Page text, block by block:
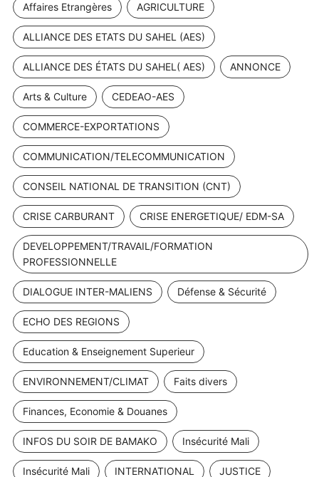
Affaires Etrangères AGRICULTURE
ALLIANCE DES ETATS DU SAHEL (AES)
ALLIANCE DES ÉTATS DU SAHEL( AES) ANNONCE
Arts & Culture CEDEAO-AES
COMMERCE-EXPORTATIONS
COMMUNICATION/TELECOMMUNICATION
CONSEIL NATIONAL DE TRANSITION (CNT)
CRISE CARBURANT CRISE ENERGETIQUE/ EDM-SA
DEVELOPPEMENT/TRAVAIL/FORMATION
PROFESSIONNELLE
DIALOGUE INTER-MALIENS Défense & Sécurité
ECHO DES REGIONS
Education & Enseignement Superieur
ENVIRONNEMENT/CLIMAT Faits divers
Finances, Economie & Douanes
INFOS DU SOIR DE BAMAKO Insécurité Mali
Insécurité Mali INTERNATIONAL JUSTICE